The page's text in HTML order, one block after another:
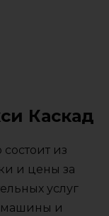
Каскад
из
и цены за
услуг
машины и